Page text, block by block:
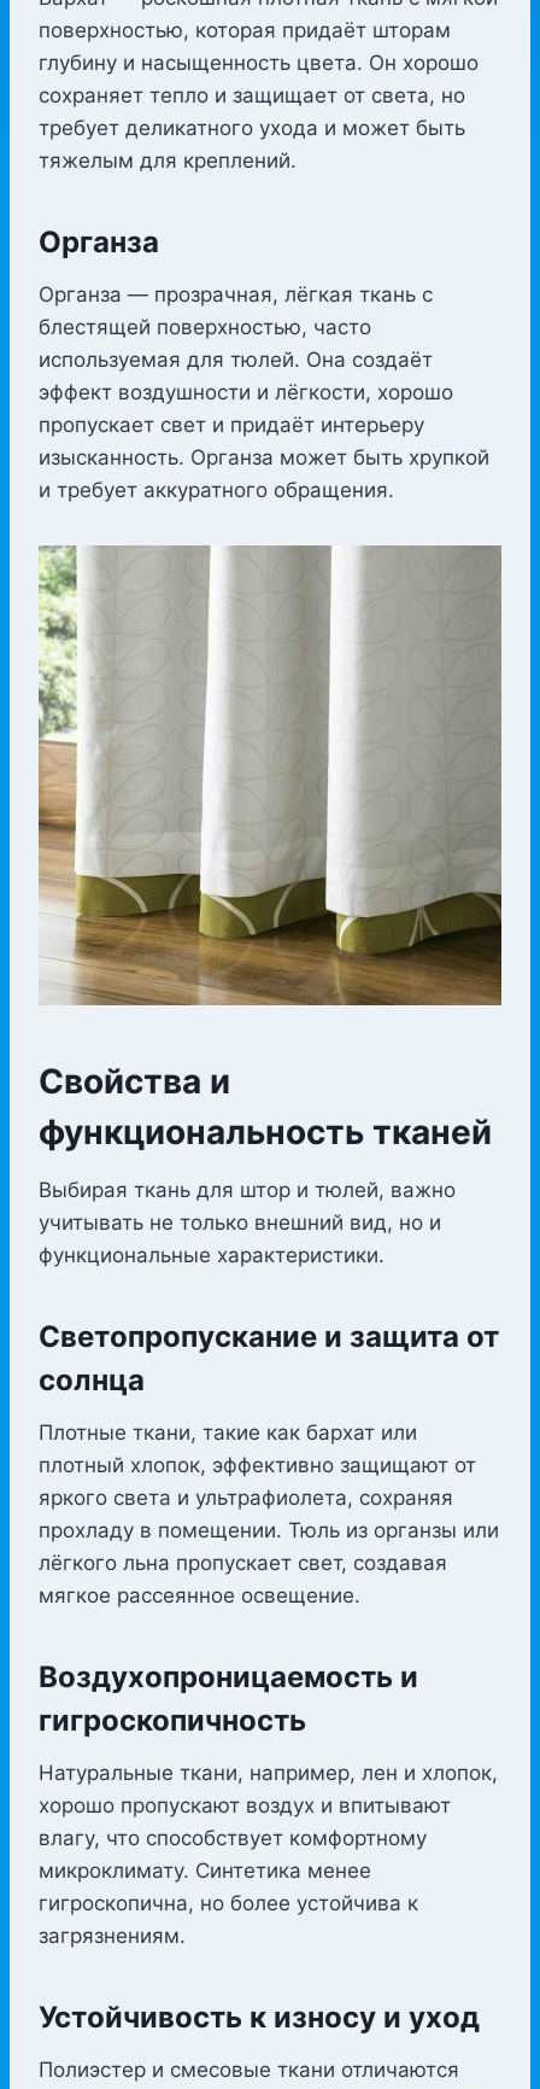
поверхностью, которая придаёт шторам
глубину и насыщенность цвета. Он хорошо
сохраняет тепло и защищает от света, но
требует деликатного ухода и может быть
тяжелым для креплений.
Органза
Органза — прозрачная, лёгкая ткань с
блестящей поверхностью, часто
используемая для тюлей. Она создаёт
эффект воздушности и лёгкости, хорошо
пропускает свет и придаёт интерьеру
изысканность. Органза может быть хрупкой
и требует аккуратного обращения.
Свойства и
функциональность тканей
Выбирая ткань для штор и тюлей, важно
учитывать не только внешний вид, но и
функциональные характеристики.
Светопропускание и защита от
солнца
Плотные ткани, такие как бархат или
плотный хлопок, эффективно защищают от
яркого света и ультрафиолета, сохраняя
прохладу в помещении. Тюль из органзы или
лёгкого льна пропускает свет, создавая
мягкое рассеянное освещение.
Воздухопроницаемость и
гигроскопичность
Натуральные ткани, например, лен и хлопок,
хорошо пропускают воздух и впитывают
влагу, что способствует комфортному
микроклимату. Синтетика менее
гигроскопична, но более устойчива к
загрязнениям.
Устойчивость к износу и уход
Полиэстер и смесовые ткани отличаются